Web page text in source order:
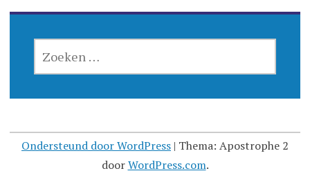
NAAR:
Ondersteund door WordPress | Thema: Apostrophe 2
doorWordPress.com.